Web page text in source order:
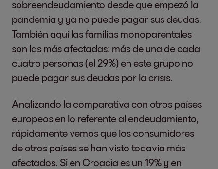
sobreendeudamiento desde que empezó la
pandemia y ya no puede pagar sus deudas.
También aquí las familias monoparentales
son las más afectadas: más de una de cada
cuatro personas (el 29%) en este grupo no
puede pagar sus deudas por la crisis.
Analizando la comparativa con otros países
europeos en lo referente al endeudamiento,
rápidamente vemos que los consumidores
de otros países se han visto todavía más
afectados. Si en Croacia es un 19% y en